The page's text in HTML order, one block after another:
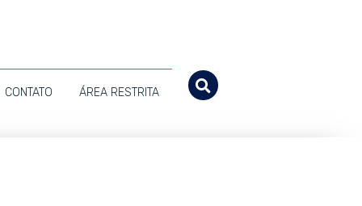
CONTATO ÁREA RESTRITA